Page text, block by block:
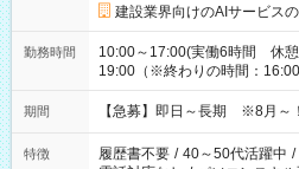
建設業界向けのAIサービス
勤務時間
10:00～17:00(実働6時間 休
19:00（※終わりの時間：16:00
期間 【急募】即日～長期 ※8月～！
特徴 履歴書不要 / 40～50代活躍中 /